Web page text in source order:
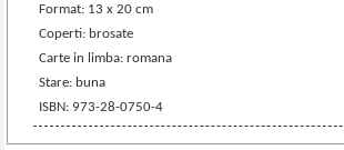
Format: 13 x 20 cm
Coperti: brosate
Carte in limba: romana
Stare: buna
ISBN: 973-28-0750-4